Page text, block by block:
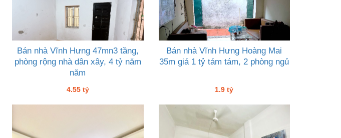
Bán nhà Vĩnh Hưng 47mn3 tầng,
phòng rộng nhà dân xây, 4 tỷ năm
năm
4.55 tỷ
Bán nhà Vĩnh Hưng Hoàng Mai
35m giá 1 tỷ tám tám, 2 phòng ngủ
1.9 tỷ